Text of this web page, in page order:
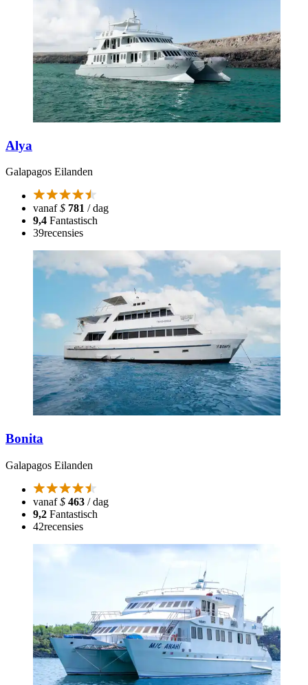
Alya
Galapagos Eilanden
vanaf$ 781 / dag
9,4 Fantastisch
39recensies
Bonita
Galapagos Eilanden
vanaf$ 463 / dag
9,2 Fantastisch
42recensies